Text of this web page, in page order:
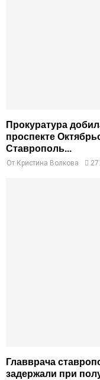
Прокуратура
проспекте
Ставрополь...
От Кристина Волкова
Главврача
задержали при